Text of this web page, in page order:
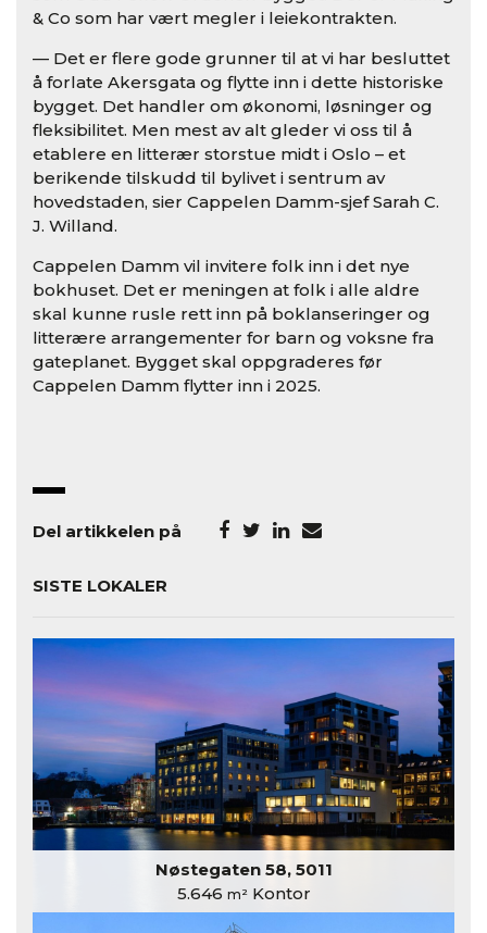
& Co som har vært megler i leiekontrakten.
— Det er flere gode grunner til at vi har besluttet
å forlate Akersgata og flytte inn i dette historiske
bygget. Det handler om økonomi, løsninger og
fleksibilitet. Men mest av alt gleder vi oss til å
etablere en litterær storstue midt i Oslo – et
berikende tilskudd til bylivet i sentrum av
hovedstaden, sier Cappelen Damm-sjef Sarah C.
J. Willand.
Cappelen Damm vil invitere folk inn i det nye
bokhuset. Det er meningen at folk i alle aldre
skal kunne rusle rett inn på boklanseringer og
litterære arrangementer for barn og voksne fra
gateplanet. Bygget skal oppgraderes før
Cappelen Damm flytter inn i 2025.
Del artikkelen på
SISTE LOKALER
Nøstegaten 58, 5011
5.646 m²Kontor